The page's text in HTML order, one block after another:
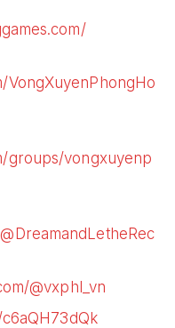
groups/vongxuyenp
@vxphl_vn